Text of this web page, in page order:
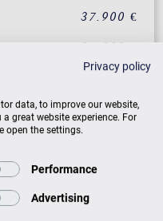
37.900 €
37.900 €
37.900 €
37.900 €
C. BECHSTEIN
Privacy policy
data, to improve our website,
great website experience. For
open the settings.
Performance
Advertising